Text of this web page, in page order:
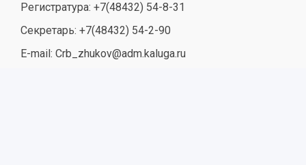
Регистратура: +7(48432) 54-8-31
Секретарь: +7(48432) 54-2-90
E-mail: Crb_zhukov@adm.kaluga.ru